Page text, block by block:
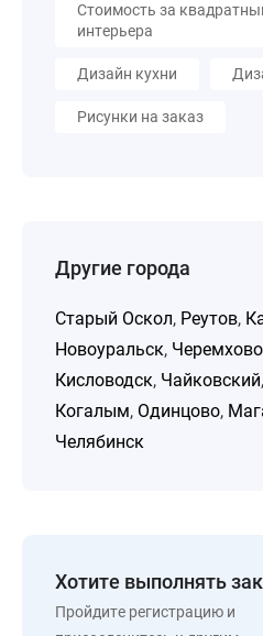
Стоимость за
интерьера
Дизайн кухни
Рисунки на заказ
Другие города
Старый Оскол, Реутов,
Новоуральск, Черемхово
Кисловодск, Чайковский,
Когалым, Одинцово,
Челябинск
Хотите выполнять
Пройдите регистрацию и